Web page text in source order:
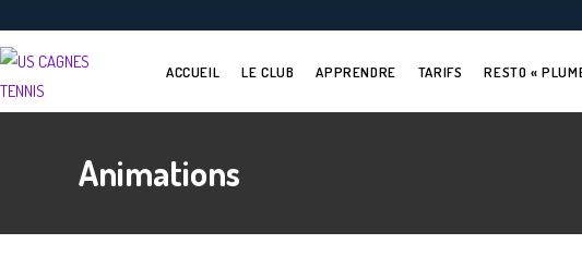
ACCUEIL LE CLUB APPRENDRE TARIFS RESTO «
Animations